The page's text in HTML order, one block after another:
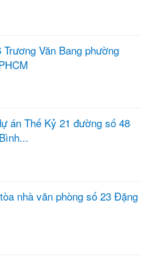
Trương Văn Bang phường
án Thế Kỷ 21 đường số 48
nhà văn phòng số 23 Đặng